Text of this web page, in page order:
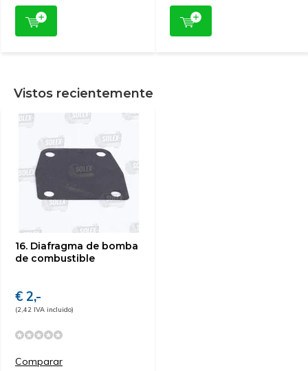
Vistos recientemente
16. Diafragma de bomba
de combustible
€ 2,-
(2,42 IVA incluido)
Comparar